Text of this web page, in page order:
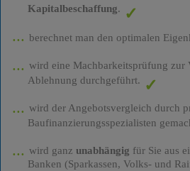
Kapitalbeschaffung.
berechnet man den optimalen
wird eine Machbarkeitsprüfung zur
Ablehnung durchgeführt.
wird der Angebotsvergleich durch
Baufinanzierungsspezialisten
wird ganz unabhängig für Sie aus
Banken (Sparkassen, Volks- und